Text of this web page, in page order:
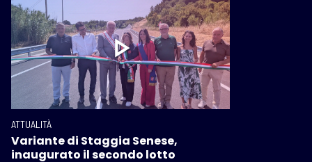
ATTUALITÀ
Variante di Staggia Senese,
inaugurato il secondo lotto